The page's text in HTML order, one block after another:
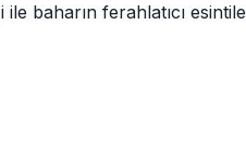
ile baharın ferahlatıcı